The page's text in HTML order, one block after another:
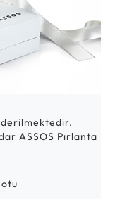
ASSOS Pırlanta